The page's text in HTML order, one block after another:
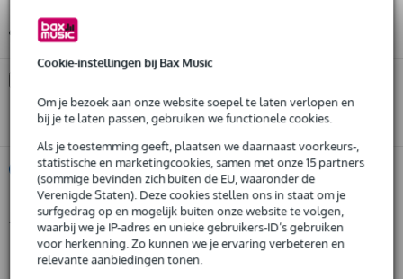
Cookie-instellingen bij Bax Music
Om je bezoek aan onze website soepel te laten verlopen en
bij je te laten passen, gebruiken we functionele cookies.
Als je toestemming geeft, plaatsen we daarnaast voorkeurs-,
statistische en marketingcookies, samen met onze 15 partners
(sommige bevinden zich buiten de EU, waaronder de
Verenigde Staten). Deze cookies stellen ons in staat om je
surfgedrag op en mogelijk buiten onze website te volgen,
waarbij we je IP-adres en unieke gebruikers-ID’s gebruiken
voor herkenning. Zo kunnen we je ervaring verbeteren en
relevante aanbiedingen tonen.
Gratis ophalen in de winkel
€ 33,95 eenmalig
Huur dit product
Huur dit product al vanaf 49 euro per maand
Huur meerdere producten tegelijk: min. € 300,- en max.
€ 2.500,-
Productinformatie
uitgebreide gitaarsynthesizer